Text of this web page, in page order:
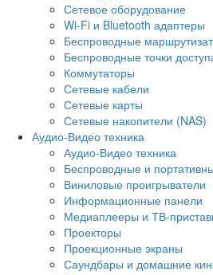
Сетевое оборудование
Wi-Fi и Bluetooth адаптеры
Беспроводные
Беспроводные точки
Коммутаторы
Сетевые кабели
Сетевые карты
Сетевые накопители (NAS)
Аудио-Видео техника
Аудио-Видео техника
Беспроводные и
Виниловые проигрыватели
Информационные панели
Медиаплееры и ТВ-
Проекторы
Проекционные экраны
Саундбары и домашние